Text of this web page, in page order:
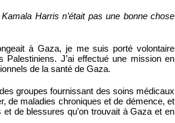
Harris n’était pas une bonne chose
à Gaza, je me suis porté volontaire
J’ai effectué une mission en
de la santé de Gaza.
groupes fournissant des soins médicaux
de maladies chroniques et de démence, et
de blessures qu’on trouvait à Gaza et en